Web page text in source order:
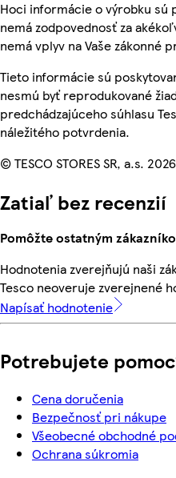
Hoci informácie o výrobku sú
nemá zodpovednosť za
nemá vplyv na Vaše zákonné
Tieto informácie sú
nesmú byť reprodukované
predchádzajúceho súhlasu
náležitého potvrdenia.
© TESCO STORES SR, a.s. 2026
Zatiaľ bez recenzií
Pomôžte ostatným
Hodnotenia zverejňujú naši
Tesco neoveruje zverejnené
Napísať hodnotenie
Potrebujete
Cena doručenia
Bezpečnosť pri nákupe
Všeobecné obchodné
Ochrana súkromia